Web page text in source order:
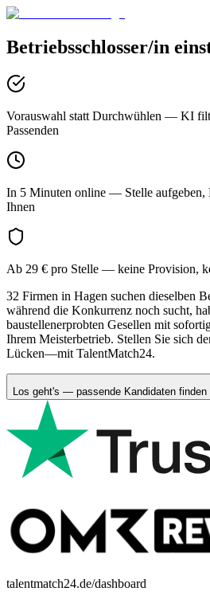
Betriebsschlosser/in
Vorauswahl statt Durchwühlen — KI
Passenden
In 5 Minuten online — Stelle aufgeben,
Ihnen
Ab 29 € pro Stelle — keine Provision,
32 Firmen in Hagen suchen dieselben
während die Konkurrenz noch sucht,
baustellenerprobten Gesellen mit
Ihrem Meisterbetrieb. Stellen Sie sich
Lücken—mit TalentMatch24.
Los geht's — passende Kandidaten finden
talentmatch24.de/dashboard